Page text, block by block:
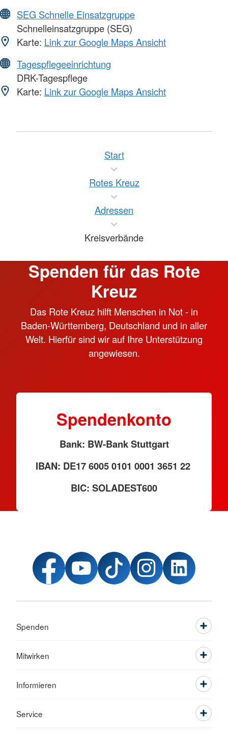
SEG Schnelle Einsatzgruppe
Schnelleinsatzgruppe (SEG)
Karte: Link zur Google Maps Ansicht
Tagespflegeeinrichtung
DRK-Tagespflege
Karte: Link zur Google Maps Ansicht
Start
Rotes Kreuz
Adressen
Kreisverbände
Spenden für das Rote
Kreuz
Das Rote Kreuz hilft Menschen in Not - in
Baden-Württemberg, Deutschland und in aller
Welt. Hierfür sind wir auf Ihre Unterstützung
angewiesen.
Spendenkonto
Bank: BW-Bank Stuttgart
IBAN: DE17 6005 0101 0001 3651 22
BIC: SOLADEST600
Spenden
Mitwirken
Informieren
Service